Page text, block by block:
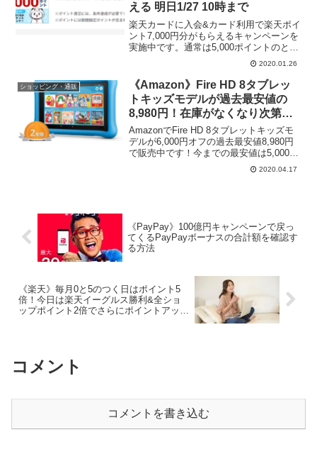
える 明日1/27 10時まで
楽天カードに入会&カード利用で楽天ポイ
ント7,000円分がもらえるキャンペーンを
実施中です。通常は5,000ポイントのとこ
ろ、明日1/27 10:00までポイントアップ
中！入会を考えている方は今がお得です
よー
2020.01.26
ショッピング・通販
《Amazon》Fire HD 8タブレッ
トキッズモデルが過去最安値の
8,980円！在庫がなくなり次第終
了
AmazonでFire HD 8タブレットキッズモ
デルが6,000円オフの過去最安値8,980円
で販売中です！今までの最安値は5,000円
オフの9,980円。在庫がなくなり次第終了
と書いてあるので、ほしい方は急いでち
2020.04.17
《PayPay》100億円キャンペーンで戻っ
てくるPayPayボーナスの合計額を確認す
る方法
《楽天》毎月0と5のつく日はポイント5
倍！今日は楽天イーグルス勝利&全ショ
ップポイント2倍でさらにポイントアッ
コメント
コメントを書き込む